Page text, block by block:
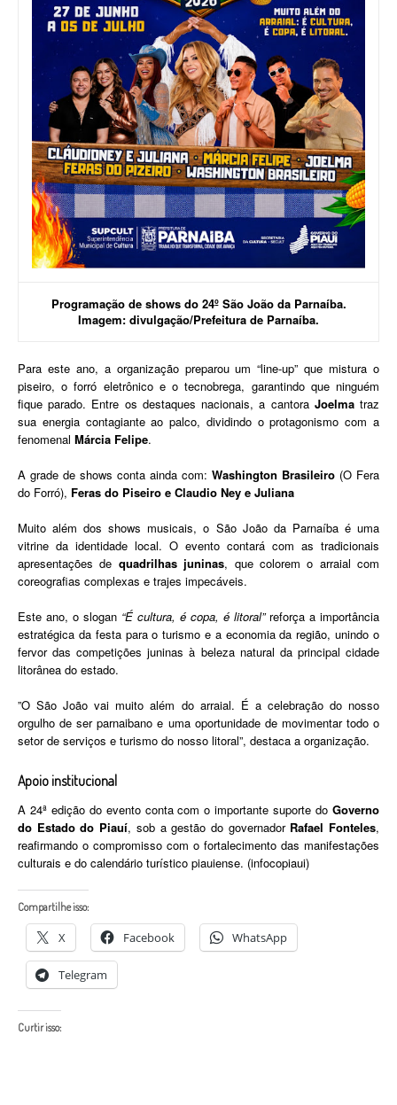
Programação de shows do 24º São João da Parnaíba.
Imagem: divulgação/Prefeitura de Parnaíba.
​Para este ano, a organização preparou um “line-up” que mistura o
piseiro, o forró eletrônico e o tecnobrega, garantindo que ninguém
fique parado. Entre os destaques nacionais, a cantora Joelmatraz
sua energia contagiante ao palco, dividindo o protagonismo com a
fenomenal Márcia Felipe.
​A grade de shows conta ainda com: Washington Brasileiro (O Fera
do Forró), ​ Feras do Piseiro e Claudio Ney e Juliana
​Muito além dos shows musicais, o São João da Parnaíba é uma
vitrine da identidade local. O evento contará com as tradicionais
apresentações de quadrilhas juninas, que colorem o arraial com
coreografias complexas e trajes impecáveis.
​Este ano, o slogan “É cultura, é copa, é litoral”reforça a importância
estratégica da festa para o turismo e a economia da região, unindo o
fervor das competições juninas à beleza natural da principal cidade
litorânea do estado.
​”O São João vai muito além do arraial. É a celebração do nosso
orgulho de ser parnaibano e uma oportunidade de movimentar todo o
setor de serviços e turismo do nosso litoral”, destaca a organização.
​Apoio institucional
​A 24ª edição do evento conta com o importante suporte do Governo
do Estado do Piauí, sob a gestão do governador Rafael Fonteles,
reafirmando o compromisso com o fortalecimento das manifestações
culturais e do calendário turístico piauiense. (infocopiaui)
Compartilhe isso:
X Facebook WhatsApp
Telegram
Curtir isso: